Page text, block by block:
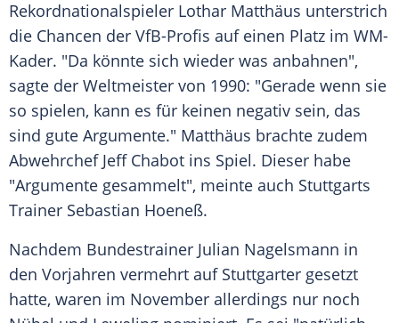
Rekordnationalspieler Lothar Matthäus unterstrich
die Chancen der VfB-Profis auf einen Platz im WM-
Kader. "Da könnte sich wieder was anbahnen",
sagte der Weltmeister von 1990: "Gerade wenn sie
so spielen, kann es für keinen negativ sein, das
sind gute Argumente." Matthäus brachte zudem
Abwehrchef Jeff Chabot ins Spiel. Dieser habe
"Argumente gesammelt", meinte auch Stuttgarts
Trainer Sebastian Hoeneß.
Nachdem Bundestrainer Julian Nagelsmann in
den Vorjahren vermehrt auf Stuttgarter gesetzt
hatte, waren im November allerdings nur noch